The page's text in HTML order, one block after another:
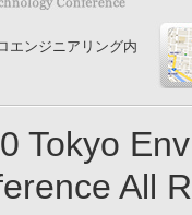
エンジニアリング内
Tokyo
All